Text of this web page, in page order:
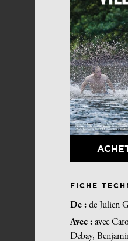
FICHE
De : de Julien
Avec : avec
Debay,